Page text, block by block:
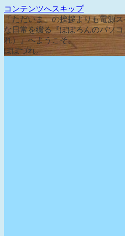
コンテンツへスキップ
「ただいま」の挨拶よりも電源
な日常を綴る『ぽぽろんのパソ
れ）』へようこそ。
ぽぽづれ。